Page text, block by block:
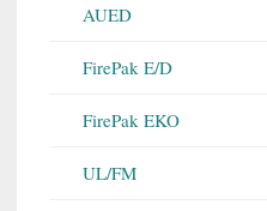
AUED
FirePak E/D
FirePak EKO
UL/FM